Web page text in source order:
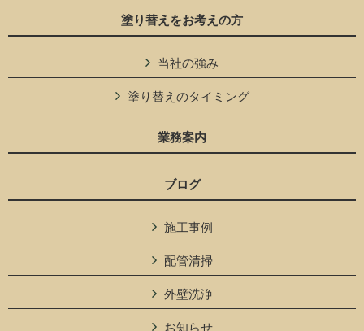
塗り替えをお考えの方
当社の強み
塗り替えのタイミング
業務案内
ブログ
施工事例
配管清掃
外壁洗浄
お知らせ